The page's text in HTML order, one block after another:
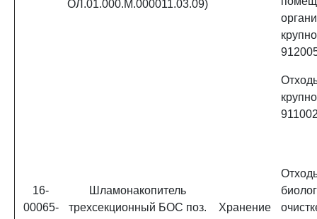
ОЛ.01.000.М.000011.03.09)
16-
00065-
Шламонакопитель
трехсекционный БОС поз.
Хранение